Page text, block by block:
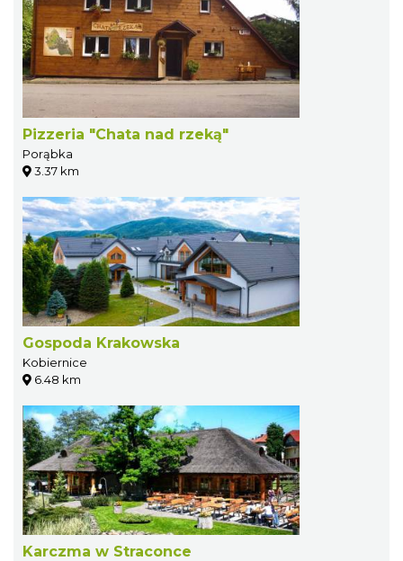
Pizzeria "Chata nad rzeką"
Porąbka
3.37 km
Gospoda Krakowska
Kobiernice
6.48 km
Karczma w Straconce